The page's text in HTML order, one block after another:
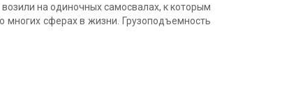
на одиночных самосвалах, к которым
сферах в жизни. Грузоподъемность